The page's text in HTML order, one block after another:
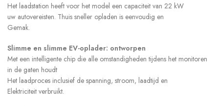
Het laadstation heeft voor het model een capaciteit van 22 kW
uw autovereisten. Thuis sneller opladen is eenvoudig en
Gemak.
Slimme en slimme EV-oplader: ontworpen
Met een intelligente chip die alle omstandigheden tijdens het monitoren
in de gaten houdt
Het laadproces inclusief de spanning, stroom, laadtijd en
Elektriciteit verbruikt.